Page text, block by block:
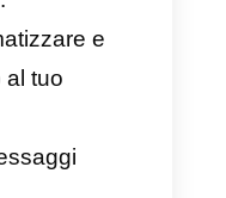
i team di
WhatsApp,